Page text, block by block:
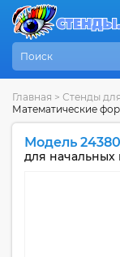
Главная > Стенды
Математические
Модель 24380
для начальных